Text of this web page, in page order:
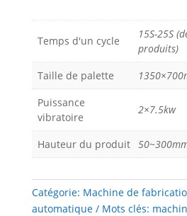
Temps d'un cycle
15S-25S
produits)
Taille de palette
Puissance
vibratoire
2×7.5kw
Hauteur du produit
Catégorie: Machine de
automatique
Mots clés: